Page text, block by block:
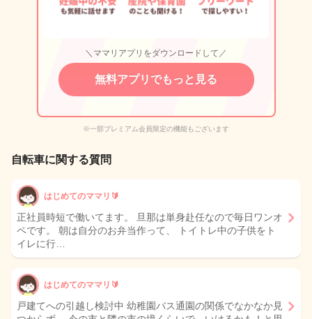
＼ママリアプリをダウンロードして／
無料アプリでもっと見る
※一部プレミアム会員限定の機能もございます
自転車に関する質問
はじめてのママリ🔰
正社員時短で働いてます。 旦那は単身赴任なので毎日ワンオ
ペです。 朝は自分のお弁当作って、 トイトレ中の子供をト
イレに行…
はじめてのママリ🔰
戸建てへの引越し検討中 幼稚園バス通園の関係でなかなか見